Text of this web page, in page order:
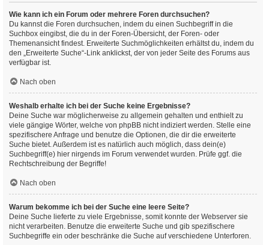
Wie kann ich ein Forum oder mehrere Foren durchsuchen?
Du kannst die Foren durchsuchen, indem du einen Suchbegriff in die
Suchbox eingibst, die du in der Foren-Übersicht, der Foren- oder
Themenansicht findest. Erweiterte Suchmöglichkeiten erhältst du, indem du
den „Erweiterte Suche“-Link anklickst, der von jeder Seite des Forums aus
verfügbar ist.
Nach oben
Weshalb erhalte ich bei der Suche keine Ergebnisse?
Deine Suche war möglicherweise zu allgemein gehalten und enthielt zu
viele gängige Wörter, welche von phpBB nicht indiziert werden. Stelle eine
spezifischere Anfrage und benutze die Optionen, die dir die erweiterte
Suche bietet. Außerdem ist es natürlich auch möglich, dass dein(e)
Suchbegriff(e) hier nirgends im Forum verwendet wurden. Prüfe ggf. die
Rechtschreibung der Begriffe!
Nach oben
Warum bekomme ich bei der Suche eine leere Seite?
Deine Suche lieferte zu viele Ergebnisse, somit konnte der Webserver sie
nicht verarbeiten. Benutze die erweiterte Suche und gib spezifischere
Suchbegriffe ein oder beschränke die Suche auf verschiedene Unterforen.